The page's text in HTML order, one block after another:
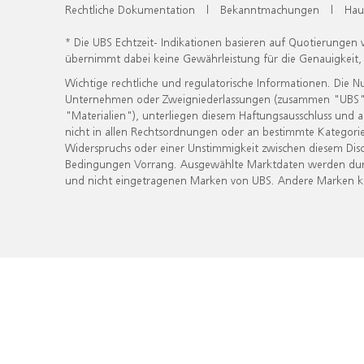
Rechtliche Dokumentation | Bekanntmachungen |
* Die UBS Echtzeit- Indikationen basieren auf
übernimmt dabei keine Gewährleistung für die
Wichtige rechtliche und regulatorische Informationen. Die
Unternehmen oder Zweigniederlassungen (zusammen
"Materialien"), unterliegen diesem Haftungsausschluss
nicht in allen Rechtsordnungen oder an bestimmte
Widerspruchs oder einer Unstimmigkeit zwischen diesem
Bedingungen Vorrang. Ausgewählte Marktdaten werden
und nicht eingetragenen Marken von UBS. Andere Marken